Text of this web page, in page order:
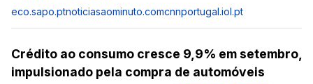
eco.sapo.ptnoticiasaominuto.comcnnportugal.iol.pt
Crédito ao consumo cresce 9,9% em setembro,
impulsionado pela compra de automóveis